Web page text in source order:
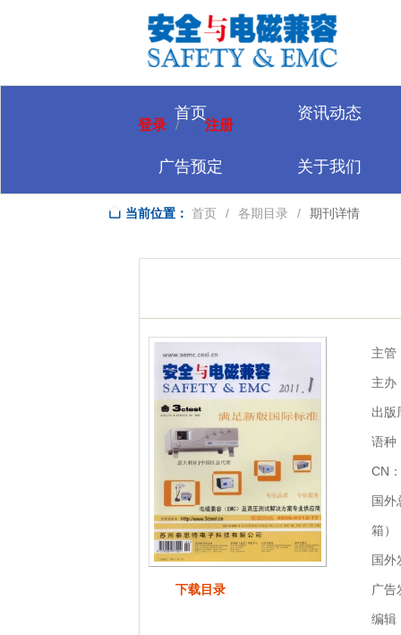
登录 / 注册
首页 资讯动态
广告预定 关于我们
当前位置： 首页 / 各期目录 / 期刊详情
下载目录
主管
主办
出版
语种
CN
国外
箱）
国外
广告
编辑